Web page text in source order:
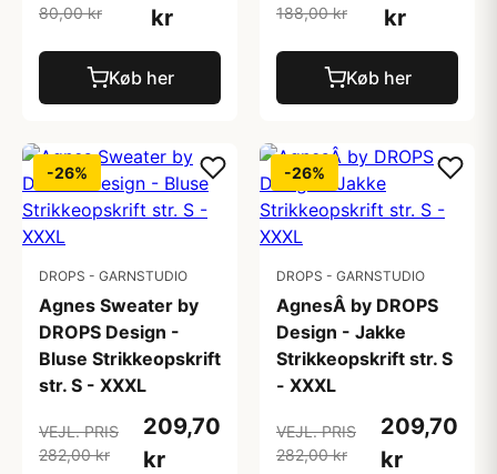
80,00 kr
kr
Køb her
188,00 kr
kr
Køb her
-26%
DROPS - GARNSTUDIO
Agnes Sweater by
DROPS Design -
Bluse Strikkeopskrift
str. S - XXXL
VEJL. PRIS
282,00 kr
209,70
kr
-26%
DROPS - GARNSTUDIO
AgnesÂ by DROPS
Design - Jakke
Strikkeopskrift str. S
- XXXL
VEJL. PRIS
282,00 kr
209,70
kr